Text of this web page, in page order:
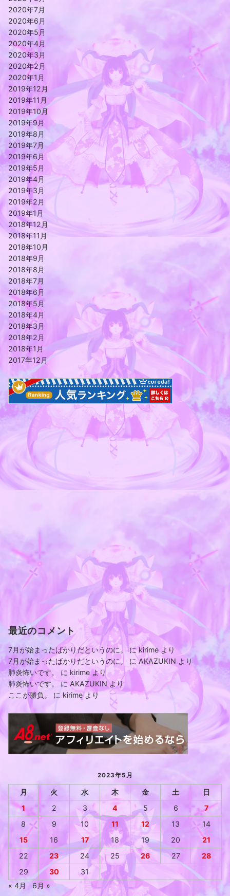
2020年7月
2020年6月
2020年5月
2020年4月
2020年3月
2020年2月
2020年1月
2019年12月
2019年11月
2019年10月
2019年9月
2019年8月
2019年7月
2019年6月
2019年5月
2019年4月
2019年3月
2019年2月
2019年1月
2018年12月
2018年11月
2018年10月
2018年9月
2018年8月
2018年7月
2018年6月
2018年5月
2018年4月
2018年3月
2018年2月
2018年1月
2017年12月
最近のコメント
7月が始まったばかりだというのに。 にkirime より
7月が始まったばかりだというのに。
にAKAZUKIN より
肺炎怖いです。
に kirimeより
肺炎怖いです。にAKAZUKIN より
ここが勝負。
に kirimeより
2023年5月
月 火 水 木 金 土
日
1
2 3 4 5 6
7
8
9 10 11 12 13
14
15
16 17 18 19 20
21
22
23 24 25 26 27
28
29
30
31
« 4月
6月 »